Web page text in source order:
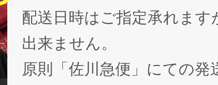
配送日時はご指定承れま
出来ません。
原則「佐川急便」にての発